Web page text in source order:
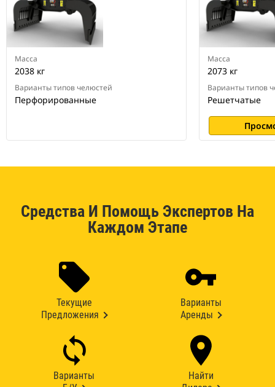
Масса
2038 кг
Варианты типов челюстей
Перфорированные
Масса
2073 кг
Варианты типов
Решетчатые
Средства И Помощь Экспертов На
Каждом Этапе
Текущие
Предложения
Варианты
Аренды
Варианты
Найти